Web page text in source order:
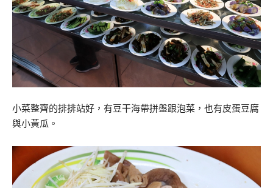
小菜整齊的排排站好，有豆干海帶拼盤跟泡菜，也有皮蛋豆腐
與小黃瓜。